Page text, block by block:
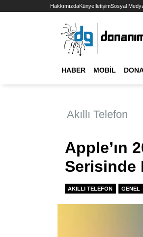
HakkımızdaKünyeİletişimSosyal
HABER MOBIL
Akıllı Telefon
Apple’ın
Serisinde
AKILLI TELEFON GENEL